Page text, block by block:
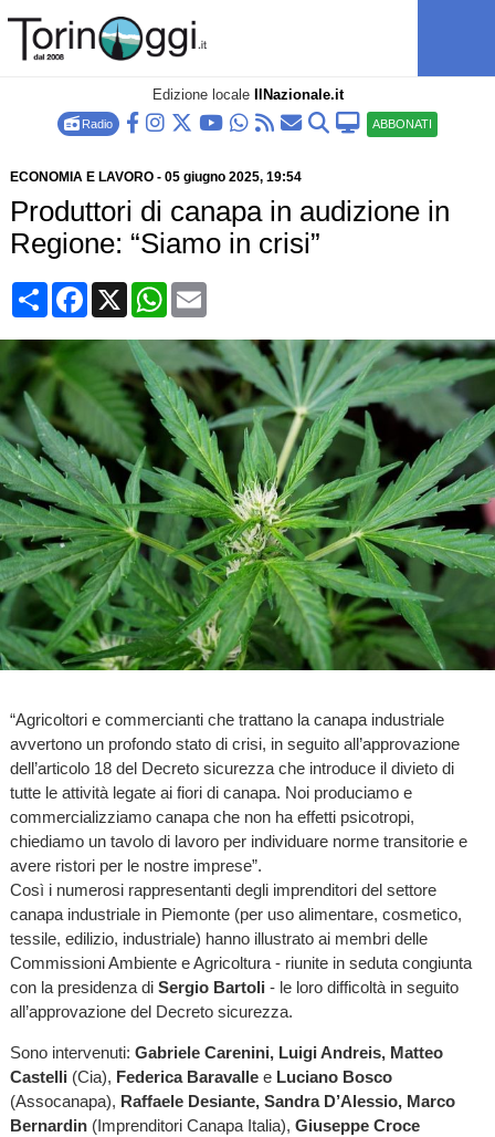
Edizione locale IlNazionale.it
Radio ABBONATI
ECONOMIA E LAVORO- 05 giugno 2025, 19:54
Produttori di canapa in audizione in
Regione: “Siamo in crisi”
CondividiFacebook
X WhatsApp
Email
“Agricoltori e commercianti che trattano la canapa industriale
avvertono un profondo stato di crisi, in seguito all’approvazione
dell’articolo 18 del Decreto sicurezza che introduce il divieto di
tutte le attività legate ai fiori di canapa. Noi produciamo e
commercializziamo canapa che non ha effetti psicotropi,
chiediamo un tavolo di lavoro per individuare norme transitorie e
avere ristori per le nostre imprese”.
Così i numerosi rappresentanti degli imprenditori del settore
canapa industriale in Piemonte (per uso alimentare, cosmetico,
tessile, edilizio, industriale) hanno illustrato ai membri delle
Commissioni Ambiente e Agricoltura - riunite in seduta congiunta
con la presidenza di Sergio Bartoli - le loro difficoltà in seguito
all’approvazione del Decreto sicurezza.
Sono intervenuti: Gabriele Carenini, Luigi Andreis, Matteo
Castelli (Cia), Federica Baravalle eLuciano Bosco
(Assocanapa), Raffaele Desiante, Sandra D’Alessio, Marco
Bernardin(Imprenditori Canapa Italia), Giuseppe Croce